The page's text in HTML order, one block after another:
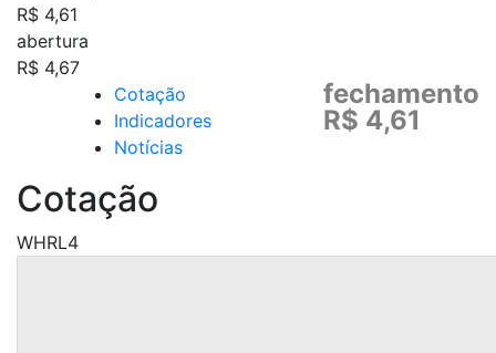
R$ 4,61
abertura
R$ 4,67
fechamento
R$ 4,61
Cotação
Indicadores
Notícias
Cotação
WHRL4